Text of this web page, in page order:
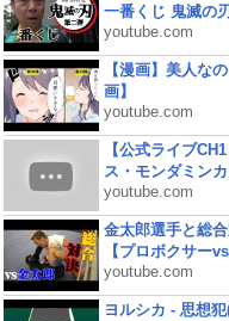
一番くじ 鬼滅の
youtube.com
【漫画】美人な
画】
youtube.com
【公式ライブ
ス・モンダミン
youtube.com
金太郎選手と総
【プロボクサー
youtube.com
ヨルシカ - 思想